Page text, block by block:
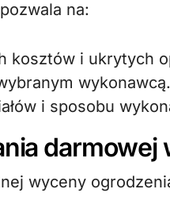
na:
kosztów i ukrytych
wykonawcą.
i sposobu
darmowej
wyceny